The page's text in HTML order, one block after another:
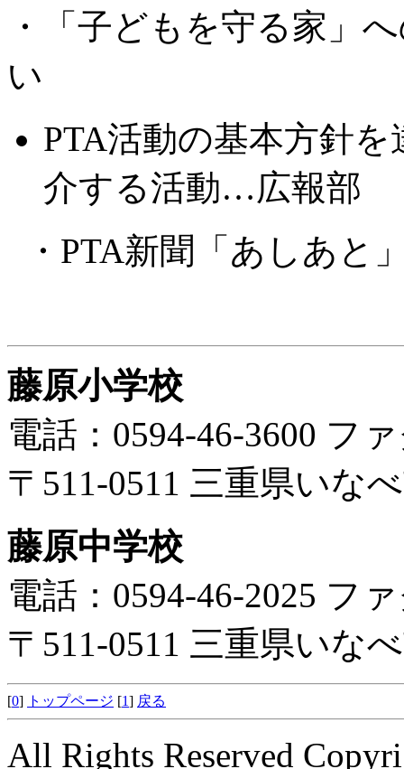
・「子どもを守る家」
い
PTA活動の基本方針
介する活動…広報部
・PTA新聞「あしあと
藤原小学校
電話：0594-46-3600 フ
〒511-0511 三重県いな
藤原中学校
電話：0594-46-2025 フ
〒511-0511 三重県いな
[0] トップページ [1] 戻る
All Rights Reserved